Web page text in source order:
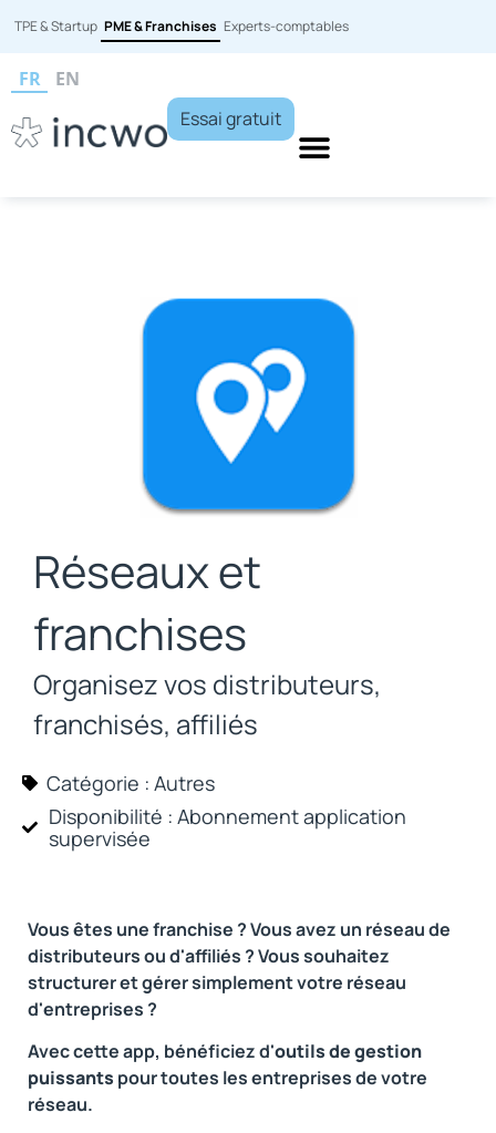
TPE & Startup PME & Franchises Experts-comptables
FR
EN
Essai gratuit
Réseaux et
franchises
Organisez vos distributeurs,
franchisés, affiliés
Catégorie : Autres
Disponibilité : Abonnementapplication
supervisée
Vous êtes une franchise ? Vous avez un réseau de
distributeurs ou d'affiliés ? Vous souhaitez
structurer et gérer simplement votre réseau
d'entreprises ?
Avec cette app, bénéficiez d'outils de gestion
puissants pour toutes les entreprises de votre
réseau.